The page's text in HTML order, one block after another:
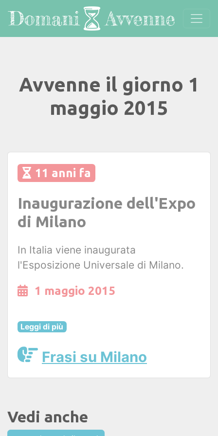
Avvenne il giorno 1
maggio 2015
11 anni fa
Inaugurazione dell'Expo
di Milano
In Italia viene inaugurata
l'Esposizione Universale di Milano.
1 maggio 2015
Leggi di più
Frasi su Milano
Vedi anche